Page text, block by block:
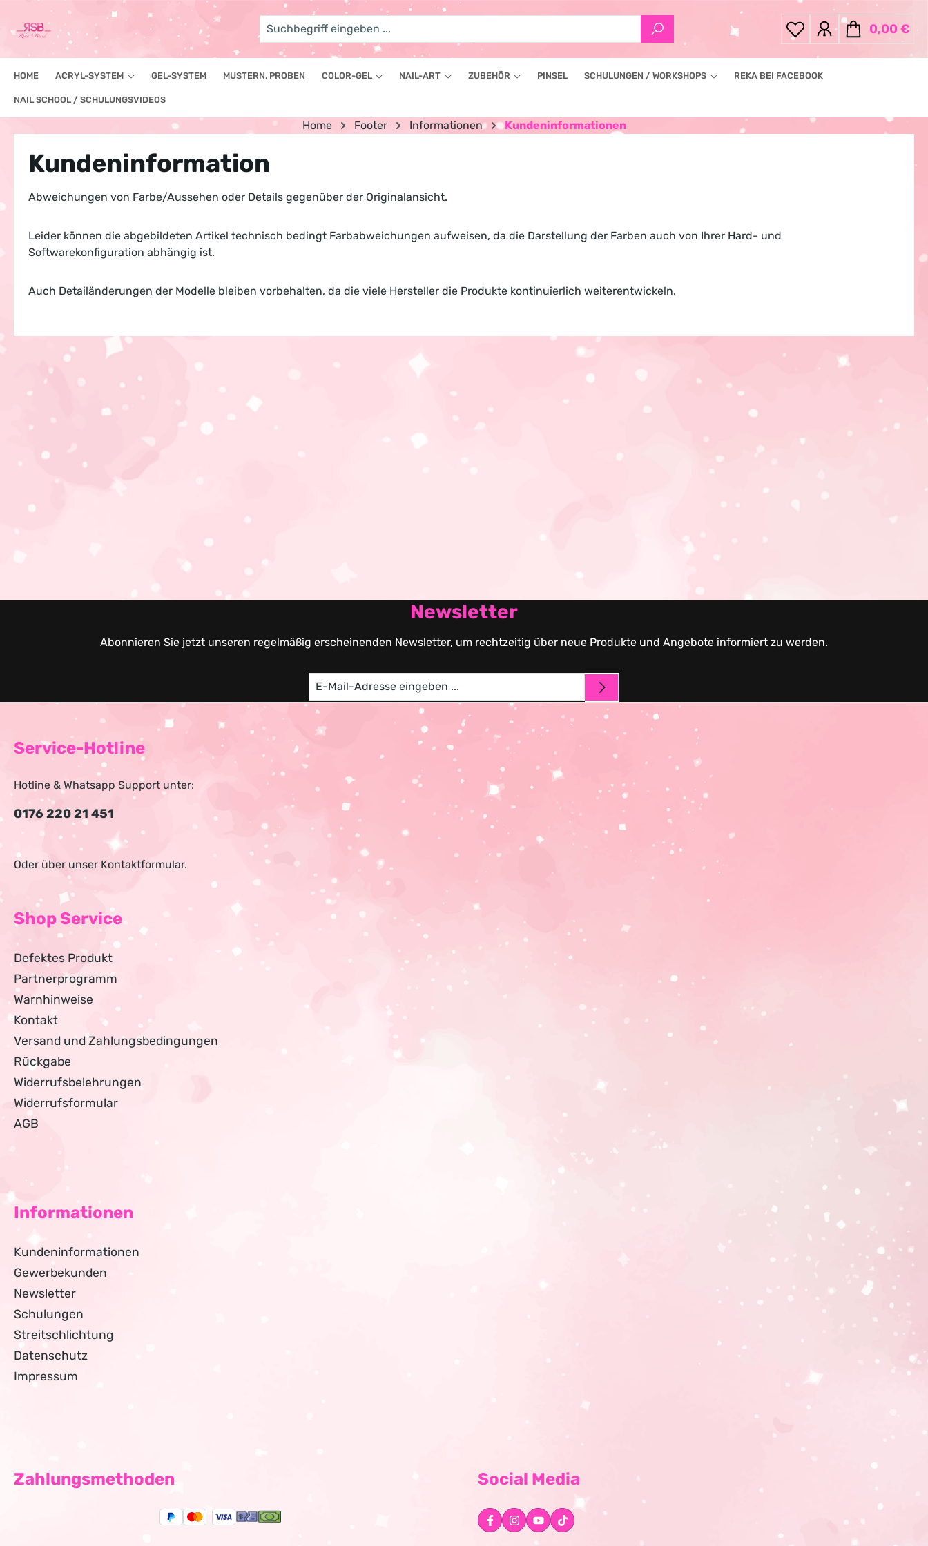
Hauptinhalt springen
Zur Suche springen
0,00 €
Warenkorb
HOME ACRYL-SYSTEM GEL-SYSTEM MUSTERN, PROBEN COLOR-GEL NAIL-ART ZUBEHÖR PINSEL SCHULUNGEN / WORKSHOPS REKA BEI FACEBOOK
NAIL SCHOOL / SCHULUNGSVIDEOS
Home Footer Informationen Kundeninformationen
Kundeninformation
Abweichungen von Farbe/Aussehen oder Details gegenüber der Originalansicht.
Leider können die abgebildeten Artikel technisch bedingt Farbabweichungen aufweisen, da die Darstellung der Farben auch von Ihrer Hard- und
Softwarekonfiguration abhängig ist.
Auch Detailänderungen der Modelle bleiben vorbehalten, da die viele Hersteller die Produkte kontinuierlich weiterentwickeln.
Newsletter
Abonnieren Sie jetzt unseren regelmäßig erscheinenden Newsletter, um rechtzeitig über neue Produkte und Angebote informiert zu werden.
Service-Hotline
Hotline & Whatsapp Support unter:
0176 220 21 451
Oder über unser Kontaktformular.
Shop Service
Defektes Produkt
Partnerprogramm
Warnhinweise
Kontakt
Versand und Zahlungsbedingungen
Rückgabe
Widerrufsbelehrungen
Widerrufsformular
AGB
Informationen
Kundeninformationen
Gewerbekunden
Newsletter
Schulungen
Streitschlichtung
Datenschutz
Impressum
Zahlungsmethoden Social Media